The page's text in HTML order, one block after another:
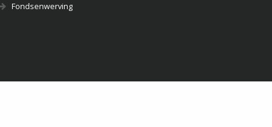
Fondsenwerving